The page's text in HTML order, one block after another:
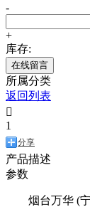
-
+
库存:
在线留言
所属分类
返回列表

1
分享
产品描述
参数
烟台万华 (宁